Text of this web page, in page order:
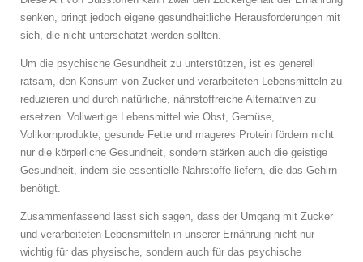
senken, bringt jedoch eigene gesundheitliche Herausforderungen mit
sich, die nicht unterschätzt werden sollten.
Um die psychische Gesundheit zu unterstützen, ist es generell
ratsam, den Konsum von Zucker und verarbeiteten Lebensmitteln zu
reduzieren und durch natürliche, nährstoffreiche Alternativen zu
ersetzen. Vollwertige Lebensmittel wie Obst, Gemüse,
Vollkornprodukte, gesunde Fette und mageres Protein fördern nicht
nur die körperliche Gesundheit, sondern stärken auch die geistige
Gesundheit, indem sie essentielle Nährstoffe liefern, die das Gehirn
benötigt.
Zusammenfassend lässt sich sagen, dass der Umgang mit Zucker
und verarbeiteten Lebensmitteln in unserer Ernährung nicht nur
wichtig für das physische, sondern auch für das psychische